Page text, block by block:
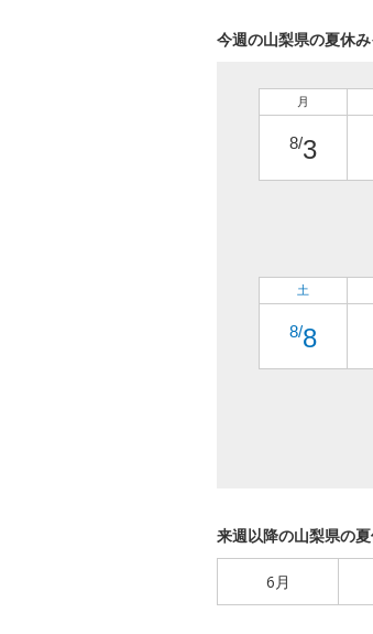
今週の山梨県の夏休
月
8/3
土
8/8
来週以降の山梨県の
6月